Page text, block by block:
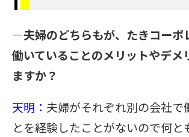
―夫婦のどちらもが、たきコーポ
働いていることのメリットやデメ
ますか？
天明： 夫婦がそれぞれ別の会社で
とを経験したことがないので何と